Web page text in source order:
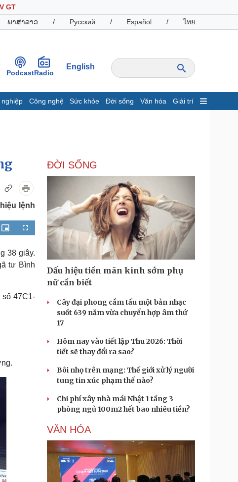
GT
ພາສາລາວ / Русский / Español / ไทย
PodcastRadio
English
nghiệp Công nghệ Sức khỏe Đời sống Văn hóa Giải trí
Giá cà phê
Doanh nghiệp
Thông tin doanh nghiệp
Doanh nghiệp 24h
Doanh nhân
Vì cộng đồng
Công nghệ
Sành điệu
Tin Công nghệ
Trải nghiệm
Chuyển đổi số
Săn Tour
Podcast
Đọc truyện đêm khuya
Cửa sổ tình yêu
lệnh
P
i
u
c
t
F
u
s
c
e
38 giây.
tư Bình
47C1-
ĐỜI SỐNG
Dấu hiệu tiền mãn kinh sớm phụ
nữ cần biết
Cây đại phong cầm tấu một bản nhạc
suốt 639 năm vừa chuyển hợp âm thứ
17
Hôm nay vào tiết lập Thu 2026: Thời
tiết sẽ thay đổi ra sao?
Bôi nhọ trên mạng: Thế giới xử lý người
tung tin xúc phạm thế nào?
Chi phí xây nhà mái Nhật 1 tầng 3
phòng ngủ 100m2 hết bao nhiêu tiền?
VĂN HÓA